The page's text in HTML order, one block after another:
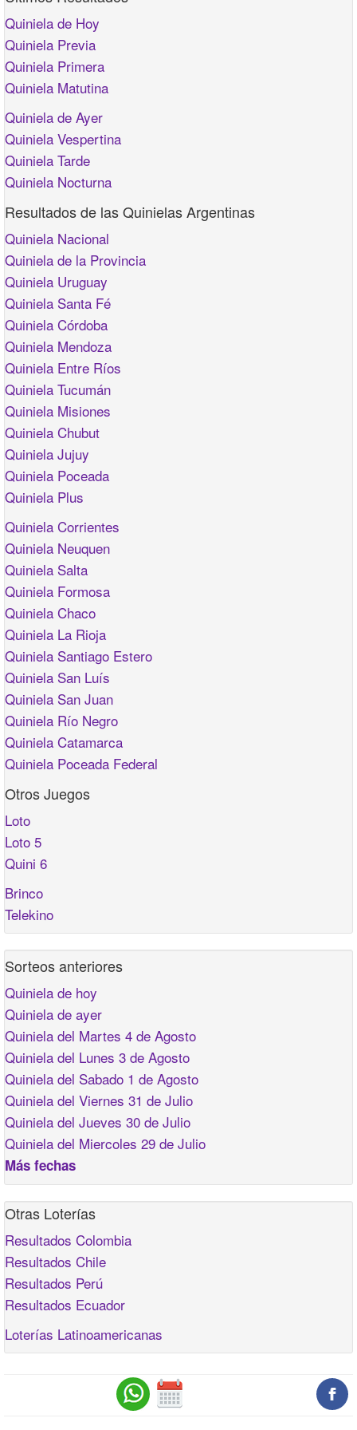
Quiniela de Hoy
Quiniela Previa
Quiniela Primera
Quiniela Matutina
Quiniela de Ayer
Quiniela Vespertina
Quiniela Tarde
Quiniela Nocturna
Resultados de las Quinielas Argentinas
Quiniela Nacional
Quiniela de la Provincia
Quiniela Uruguay
Quiniela Santa Fé
Quiniela Córdoba
Quiniela Mendoza
Quiniela Entre Ríos
Quiniela Tucumán
Quiniela Misiones
Quiniela Chubut
Quiniela Jujuy
Quiniela Poceada
Quiniela Plus
Quiniela Corrientes
Quiniela Neuquen
Quiniela Salta
Quiniela Formosa
Quiniela Chaco
Quiniela La Rioja
Quiniela Santiago Estero
Quiniela San Luís
Quiniela San Juan
Quiniela Río Negro
Quiniela Catamarca
Quiniela Poceada Federal
Otros Juegos
Loto
Loto 5
Quini 6
Brinco
Telekino
Sorteos anteriores
Quiniela de hoy
Quiniela de ayer
Quiniela del Martes 4 de Agosto
Quiniela del Lunes 3 de Agosto
Quiniela del Sabado 1 de Agosto
Quiniela del Viernes 31 de Julio
Quiniela del Jueves 30 de Julio
Quiniela del Miercoles 29 de Julio
Más fechas
Otras Loterías
Resultados Colombia
Resultados Chile
Resultados Perú
Resultados Ecuador
Loterías Latinoamericanas